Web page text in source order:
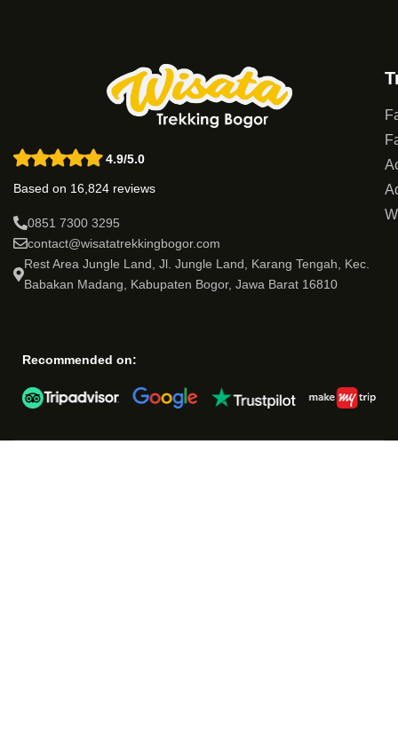
4.9/5.0
Based on 16,824 reviews
0851 7300 3295
contact@wisatatrekkingbogor.com
Rest Area Jungle Land, Jl. Jungle Land, Karang Tengah, Kec.
Babakan Madang, Kabupaten Bogor, Jawa Barat 16810
Recommended on: